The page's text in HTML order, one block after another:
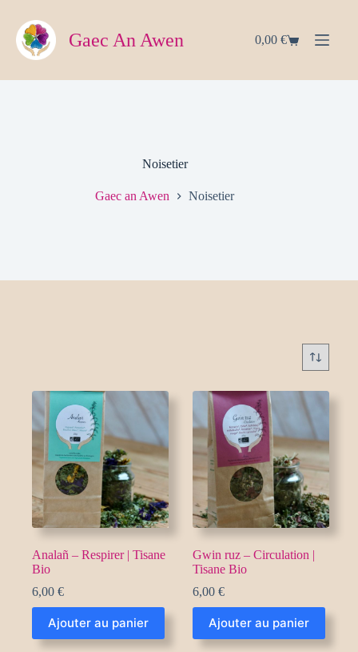
contenu
Gaec An Awen
Panier
0,00€
Noisetier
Gaec an Awen Noisetier
Analañ – Respirer | Tisane
Bio
6,00 €
Ajouter au panier
Gwin ruz – Circulation |
Tisane Bio
6,00€
Ajouter au panier